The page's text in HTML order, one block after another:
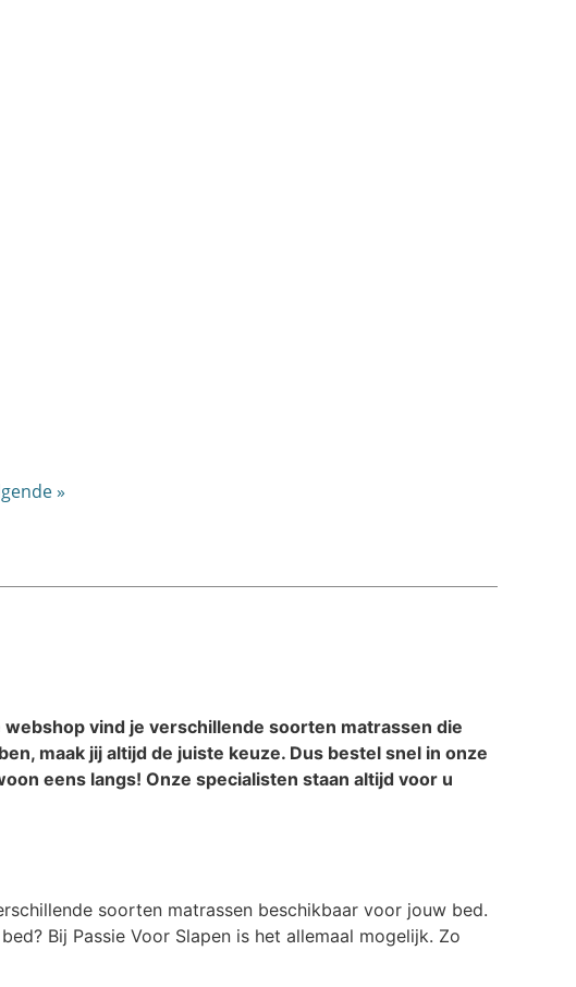
»
webshop vind je verschillende soorten matrassen die
maak jij altijd de juiste keuze. Dus bestel snel in onze
eens langs! Onze specialisten staan altijd voor u
soorten matrassen beschikbaar voor jouw bed.
Bij Passie Voor Slapen is het allemaal mogelijk. Zo